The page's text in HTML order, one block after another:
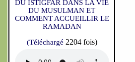
DU ISTIGFAR DANS LA VIE
DU MUSULMAN ET
COMMENT ACCUEILLIR LE
RAMADAN
(Téléchargé 2204 fois)